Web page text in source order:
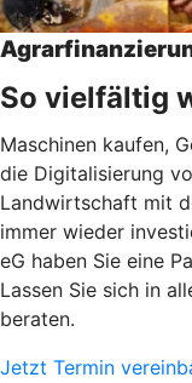
So vielfältig
Maschinen kaufen,
die Digitalisierung
Landwirtschaft mit
immer wieder
eG haben Sie eine
Lassen Sie sich in
beraten.
Jetzt Termin